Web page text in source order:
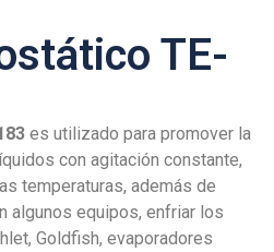
TE-
es utilizado para promover la
con agitación constante,
temperaturas, además de
algunos equipos, enfriar los
Goldfish, evaporadores